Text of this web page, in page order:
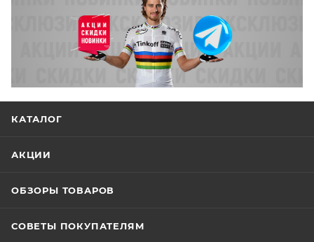
КАТАЛОГ
АКЦИИ
ОБЗОРЫ ТОВАРОВ
СОВЕТЫ ПОКУПАТЕЛЯМ